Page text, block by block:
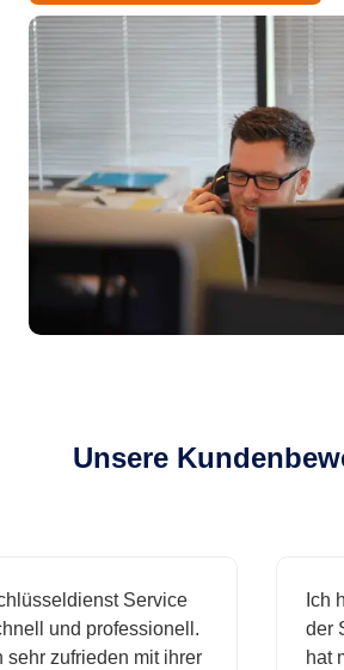
Unsere
Service
und professionell.
zufrieden mit ihrer
Ich
der
hat mir